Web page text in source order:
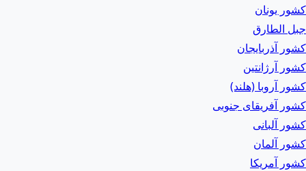
کشور یونان
جبل الطارق
کشور آذربایجان
کشور آرژانتین
کشور آروبا (هلند)
کشور آفریقای جنوبی
کشور آلبانی
کشور آلمان
کشور آمریکا